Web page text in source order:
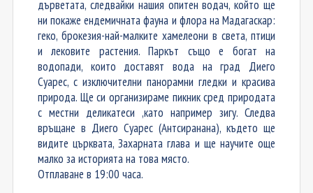
дърветата, следвайки нашия опитен водач, който ще
ни покаже ендемичната фауна и флора на Мадагаскар:
геко, брокезия-най-малките хамелеони в света, птици
и лековите растения. Паркът също е богат на
водопади, които доставят вода на град Диего
Суарес, с изключителни панорамни гледки и красива
природа. Ще си организираме пикник сред природата
с местни деликатеси ,като например зигу. Следва
връщане в Диего Суарес (Антсиранана), където ще
видите църквата, Захарната глава и ще научите още
малко за историята на това място.
Отплаване в 19:00 часа.